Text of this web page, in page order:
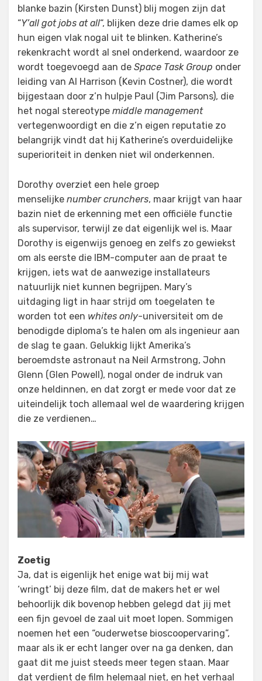
blanke bazin (Kirsten Dunst) blij mogen zijn dat
“Y’all got jobs at all“, blijken deze drie dames elk op
hun eigen vlak nogal uit te blinken. Katherine’s
rekenkracht wordt al snel onderkend, waardoor ze
wordt toegevoegd aan de Space Task Group onder
leiding van Al Harrison (Kevin Costner), die wordt
bijgestaan door z’n hulpje Paul (Jim Parsons), die
het nogal stereotype middle management
vertegenwoordigt en die z’n eigen reputatie zo
belangrijk vindt dat hij Katherine’s overduidelijke
superioriteit in denken niet wil onderkennen.
Dorothy overziet een hele groep
menselijke number crunchers, maar krijgt van haar
bazin niet de erkenning met een officiële functie
als supervisor, terwijl ze dat eigenlijk wel is. Maar
Dorothy is eigenwijs genoeg en zelfs zo gewiekst
om als eerste die IBM-computer aan de praat te
krijgen, iets wat de aanwezige installateurs
natuurlijk niet kunnen begrijpen. Mary’s
uitdaging ligt in haar strijd om toegelaten te
worden tot een whites only-universiteit om de
benodigde diploma’s te halen om als ingenieur aan
de slag te gaan. Gelukkig lijkt Amerika’s
beroemdste astronaut na Neil Armstrong, John
Glenn (Glen Powell), nogal onder de indruk van
onze heldinnen, en dat zorgt er mede voor dat ze
uiteindelijk toch allemaal wel de waardering krijgen
die ze verdienen…
Zoetig
Ja, dat is eigenlijk het enige wat bij mij wat
‘wringt’ bij deze film, dat de makers het er wel
behoorlijk dik bovenop hebben gelegd dat jij met
een fijn gevoel de zaal uit moet lopen. Sommigen
noemen het een “ouderwetse bioscoopervaring”,
maar als ik er echt langer over na ga denken, dan
gaat dit me juist steeds meer tegen staan. Maar
dat verdient de film helemaal niet, en het verhaal